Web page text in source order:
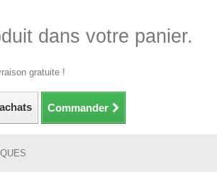
dans votre panier.
gratuite !
Commander